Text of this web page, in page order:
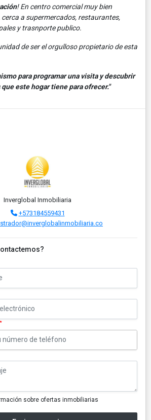
! En centro comercial muy bien
a supermercados, restaurantes,
y trasnporte publico.
de ser el orgulloso propietario de esta
para programar una visita y descubrir
este hogar tiene para ofrecer."
Inverglobal Inmobiliaria
+573184559431
*
sobre ofertas inmobiliarias